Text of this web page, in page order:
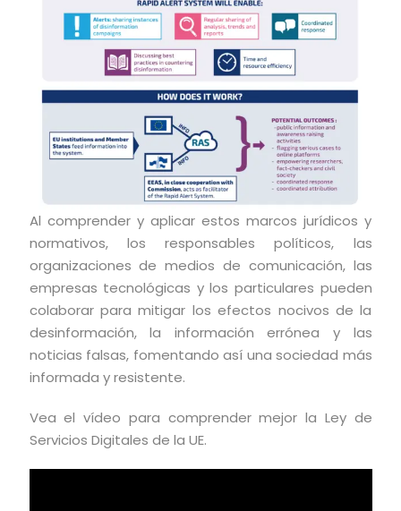
Al comprender y aplicar estos marcos jurídicos y
normativos, los responsables políticos, las
organizaciones de medios de comunicación, las
empresas tecnológicas y los particulares pueden
colaborar para mitigar los efectos nocivos de la
desinformación, la información errónea y las
noticias falsas, fomentando así una sociedad más
informada y resistente.
Vea el vídeo para comprender mejor la Ley de
Servicios Digitales de la UE.